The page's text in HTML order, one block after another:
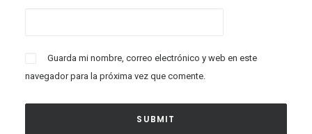
Guarda mi nombre, correo electrónico y web en este
navegador para la próxima vez que comente.